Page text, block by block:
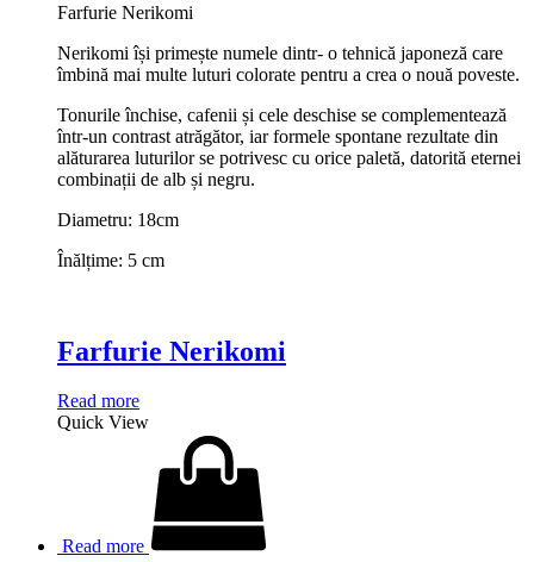
Farfurie Nerikomi
Nerikomi își primește numele dintr- o tehnică japoneză care
îmbină mai multe luturi colorate pentru a crea o nouă poveste.
Tonurile închise, cafenii și cele deschise se complementează
într-un contrast atrăgător, iar formele spontane rezultate din
alăturarea luturilor se potrivesc cu orice paletă, datorită eternei
combinații de alb și negru.
Diametru: 18cm
Înălțime: 5 cm
Farfurie Nerikomi
Read more
Quick View
Read more